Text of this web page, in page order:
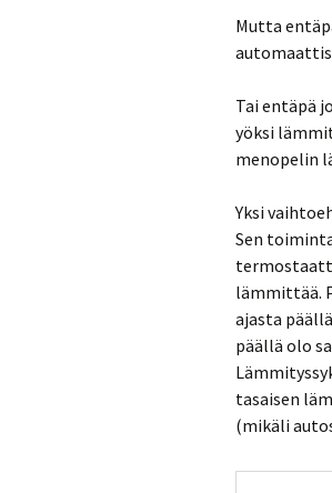
Mutta
Tai entäpä
yöksi
menopelin
Yksi
Sen
lämmittää.
ajasta
päällä olo
tasaisen
(mikäli